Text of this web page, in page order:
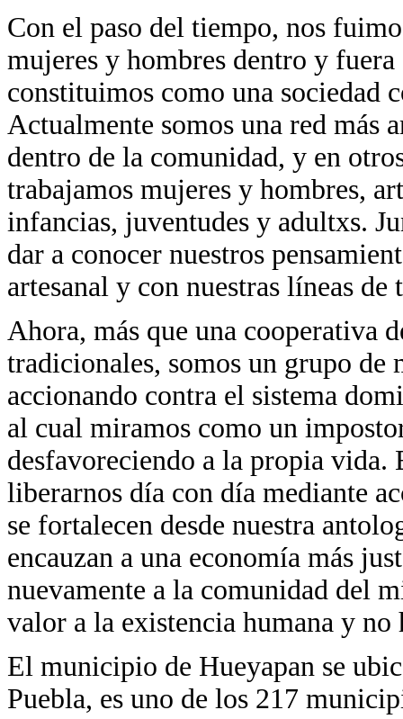
Con el paso del tiempo, nos
mujeres y hombres dentro y
constituimos como una
Actualmente somos una red más
dentro de la comunidad, y en
trabajamos mujeres y hombres,
infancias, juventudes y adultxs.
dar a conocer nuestros
artesanal y con nuestras líneas
Ahora, más que una cooperativa
tradicionales, somos un grupo de
accionando contra el sistema
al cual miramos como un
desfavoreciendo a la propia vida.
liberarnos día con día mediante
se fortalecen desde nuestra
encauzan a una economía más
nuevamente a la comunidad del
valor a la existencia humana y no
El municipio de Hueyapan se
Puebla, es uno de los 217